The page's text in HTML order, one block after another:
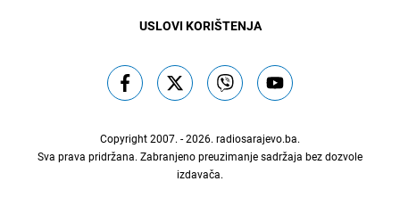
USLOVI KORIŠTENJA
Copyright 2007. - 2026. radiosarajevo.ba.
Sva prava pridržana. Zabranjeno preuzimanje sadržaja bez dozvole
izdavača.